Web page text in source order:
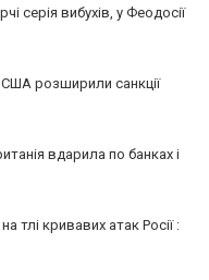
серія вибухів, у Феодосії
розширили санкції
вдарила по банках і
тлі кривавих атак Росії :